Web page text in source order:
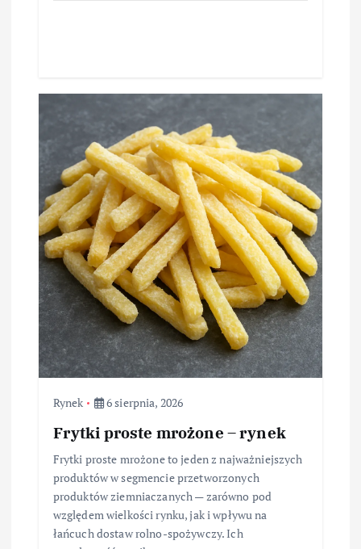
Rynek 6 sierpnia, 2026
Frytki proste mrożone – rynek
Frytki proste mrożone to jeden z najważniejszych
produktów w segmencie przetworzonych
produktów ziemniaczanych — zarówno pod
względem wielkości rynku, jak i wpływu na
łańcuch dostaw rolno-spożywczy. Ich